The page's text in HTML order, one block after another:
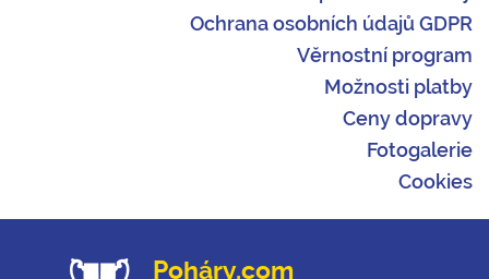
Ochrana osobních údajů GDPR
Věrnostní program
Možnosti platby
Ceny dopravy
Fotogalerie
Cookies
Poháry.com